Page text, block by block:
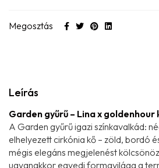
Megosztás
Leírás
Garden gyűrű – Lina x goldenhour
A Garden gyűrű igazi színkavalkád:
elhelyezett cirkónia kő – zöld, bordó
mégis elegáns megjelenést
ugyanakkor egyedi formavilága a